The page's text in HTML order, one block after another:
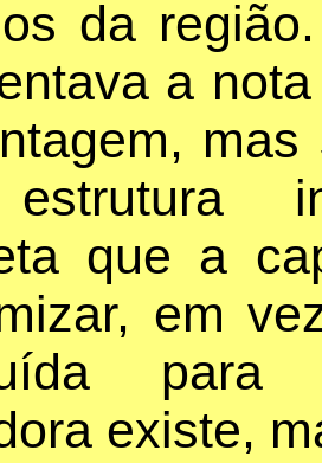
da
a
que a
em
existe,